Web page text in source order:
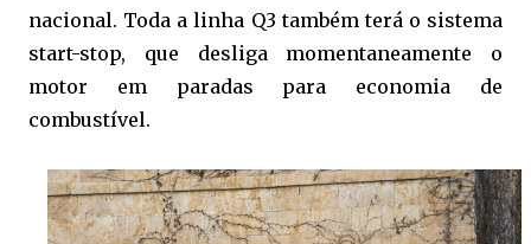
nacional. Toda a linha Q3 também terá o sistema
start-stop, que desliga momentaneamente o
motor em paradas para economia de
combustível.